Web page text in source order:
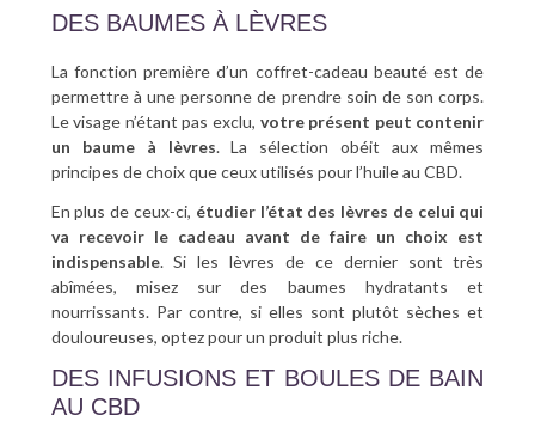
DES BAUMES À LÈVRES
La fonction première d’un coffret-cadeau beauté est de
permettre à une personne de prendre soin de son corps.
Le visage n’étant pas exclu, votre présent peut contenir
un baume à lèvres. La sélection obéit aux mêmes
principes de choix que ceux utilisés pour l’huile au CBD.
En plus de ceux-ci, étudier l’état des lèvres de celui qui
va recevoir le cadeau avant de faire un choix est
indispensable. Si les lèvres de ce dernier sont très
abîmées, misez sur des baumes hydratants et
nourrissants. Par contre, si elles sont plutôt sèches et
douloureuses, optez pour un produit plus riche.
DES INFUSIONS ET BOULES DE BAIN
AU CBD